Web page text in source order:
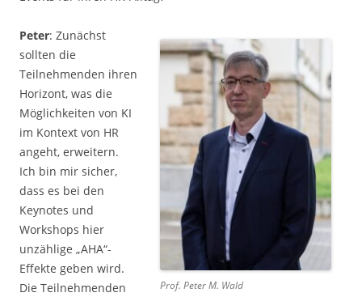
Prof. Peter M. Wald
Peter: Zunächst
sollten die
Teilnehmenden ihren
Horizont, was die
Möglichkeiten von KI
im Kontext von HR
angeht, erweitern.
Ich bin mir sicher,
dass es bei den
Keynotes und
Workshops hier
unzählige „AHA“-
Effekte geben wird.
Die Teilnehmenden